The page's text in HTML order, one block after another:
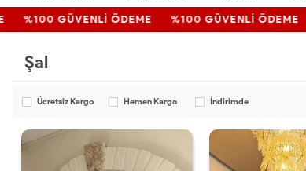
%100 GÜVENLİ ÖDEME %100 GÜVENLİ ÖDEME
Şal
Ücretsiz Kargo Hemen Kargo İndirimde